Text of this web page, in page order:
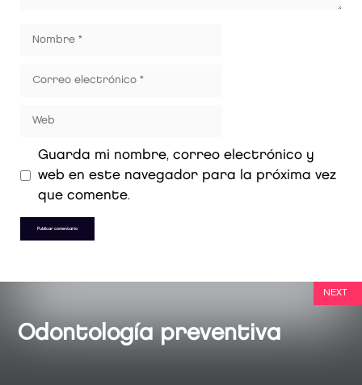
Guarda mi nombre, correo electrónico y
web en este navegador para la próxima vez
que comente.
Odontología preventiva
NEXT